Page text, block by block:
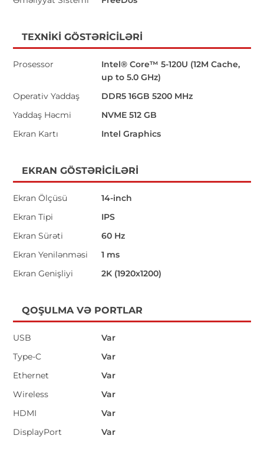
TEXNIKI GÖSTƏRICILƏRI
Prosessor
Intel® Core™ 5-120U (12M Cache,
up to 5.0 GHz)
Operativ Yaddaş
DDR5 16GB 5200 MHz
Yaddaş Həcmi
NVME 512 GB
Ekran Kartı
Intel Graphics
EKRAN GÖSTƏRICILƏRI
Ekran Ölçüsü
14-inch
Ekran Tipi
IPS
Ekran Sürəti
60 Hz
Ekran Yenilənməsi
1 ms
Ekran Genişliyi
2K (1920x1200)
QOŞULMA VƏ PORTLAR
USB
Var
Type-C
Var
Ethernet
Var
Wireless
Var
HDMI
Var
DisplayPort
Var